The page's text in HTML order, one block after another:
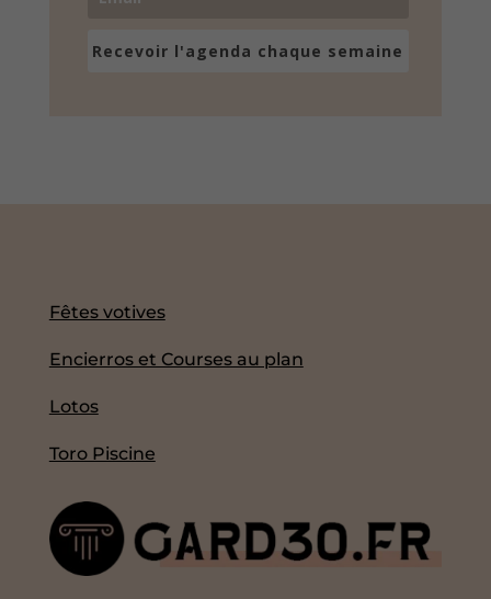
Recevoir l'agenda chaque semaine
Fêtes votives
Encierros et Courses au plan
Lotos
Toro Piscine